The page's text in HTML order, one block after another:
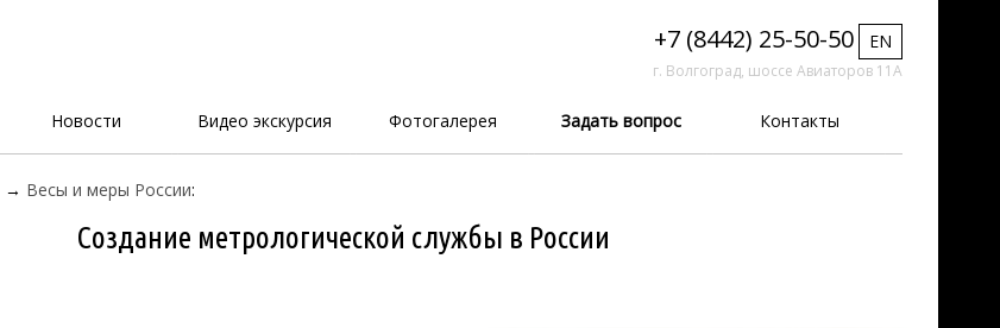
+7 (8442) 25-50-50 EN
г. Волгоград, шоссе Авиаторов 11А
Новости Видео экскурсия Фотогалерея Задать вопрос Контакты
→ Весы и меры России:
Создание метрологической службы в России